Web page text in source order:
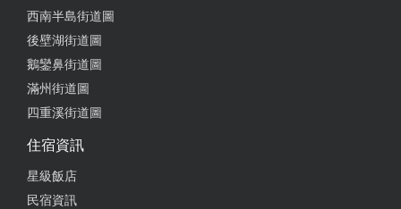
西南半島街道圖
後壁湖街道圖
鵝鑾鼻街道圖
滿州街道圖
四重溪街道圖
住宿資訊
星級飯店
民宿資訊